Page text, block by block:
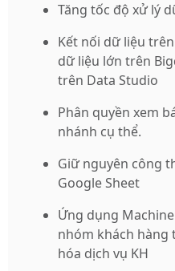
Tăng tốc độ xử lý
Kết nối dữ liệu
dữ liệu lớn trên
trên Data Studio
Phân quyền xem
nhánh cụ thể.
Giữ nguyên công
Google Sheet
Ứng dụng
nhóm khách hàng
hóa dịch vụ KH